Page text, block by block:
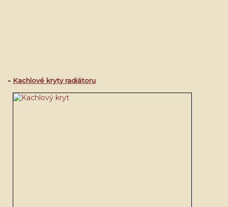
- Kachlové kryty radiátoru